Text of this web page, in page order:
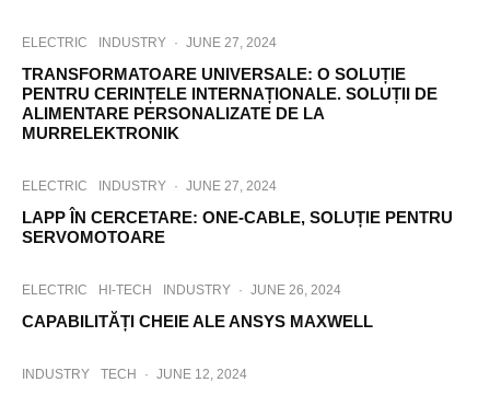
ELECTRIC INDUSTRY · JUNE 27, 2024
TRANSFORMATOARE UNIVERSALE: O SOLUȚIE
PENTRU CERINȚELE INTERNAȚIONALE. SOLUȚII DE
ALIMENTARE PERSONALIZATE DE LA
MURRELEKTRONIK
ELECTRIC INDUSTRY · JUNE 27, 2024
LAPP ÎN CERCETARE: ONE-CABLE, SOLUȚIE PENTRU
SERVOMOTOARE
ELECTRIC HI-TECH INDUSTRY · JUNE 26, 2024
CAPABILITĂȚI CHEIE ALE ANSYS MAXWELL
INDUSTRY TECH · JUNE 12, 2024